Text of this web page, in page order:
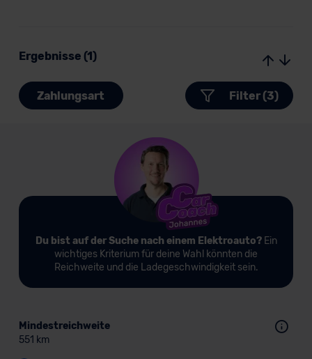
Ergebnisse (1)
Zahlungsart Filter (3)
Mindestreichweite
551 km
Du bist auf der Suche nach einem Elektroauto?Ein
wichtiges Kriterium für deine Wahl könnten die
Reichweite und die Ladegeschwindigkeit sein.